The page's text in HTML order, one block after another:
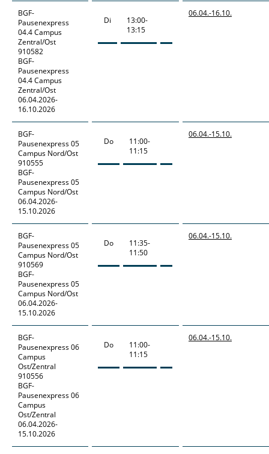
BGF-
Pausenexpress
04.4 Campus
Zentral/Ost
910582
BGF-
Pausenexpress
04.4 Campus
Zentral/Ost
06.04.2026-
16.10.2026
Di
13:00-
13:15
06.04.-16.10.
BGF-
Pausenexpress05
Campus Nord/Ost
910555
BGF-
Pausenexpress 05
Campus Nord/Ost
06.04.2026-
15.10.2026
Do
11:00-
11:15
06.04.-15.10.
BGF-
Pausenexpress05
Campus Nord/Ost
910569
BGF-
Pausenexpress 05
Campus Nord/Ost
06.04.2026-
15.10.2026
Do
11:35-
11:50
06.04.-15.10.
BGF-
Pausenexpress06
Campus
Ost/Zentral
910556
BGF-
Pausenexpress 06
Campus
Ost/Zentral
06.04.2026-
15.10.2026
Do
11:00-
11:15
06.04.-15.10.